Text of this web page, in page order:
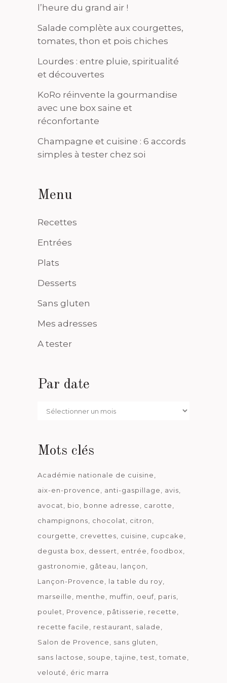
l’heure du grand air !
Salade complète aux courgettes,
tomates, thon et pois chiches
Lourdes : entre pluie, spiritualité
et découvertes
KoRo réinvente la gourmandise
avec une box saine et
réconfortante
Champagne et cuisine : 6 accords
simples à tester chez soi
Menu
Recettes
Entrées
Plats
Desserts
Sans gluten
Mes adresses
A tester
Par date
Par
Mots clés
Académie nationale de cuisine
aix-en-provence
anti-gaspillage
avis
avocat
bio bonne adresse
carotte
champignons
chocolat
citron
courgette
crevettes cuisine
cupcake
degusta box
dessert entrée
foodbox
gastronomie
gâteau
lançon
Lançon-Provence
la table du roy
marseille
menthe muffin oeuf paris
poulet
Provence pâtisserie
recette
recette facile
restaurant
salade
Salon de Provence
sans gluten
sans lactose
soupe tajine test
tomate
velouté
éric marra